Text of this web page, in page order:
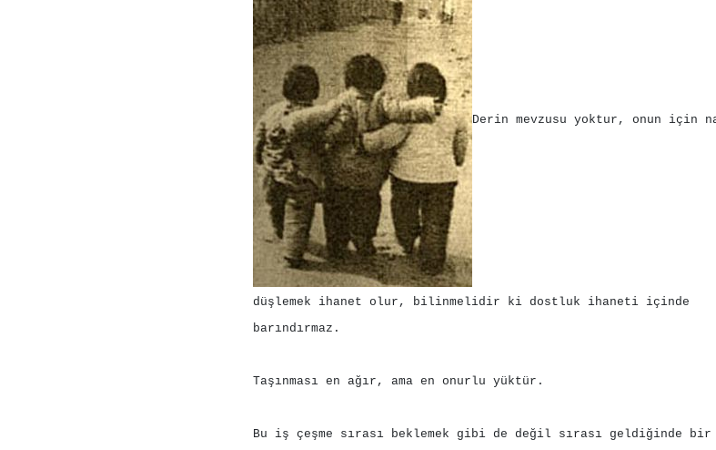
Derin mevzusu yoktur, onun için
düşlemek ihanet olur, bilinmelidir ki dostluk ihaneti içinde
barındırmaz.
Taşınması en ağır, ama en onurlu yüktür.
Bu iş çeşme sırası beklemek gibi de değil sırası geldiğinde bir